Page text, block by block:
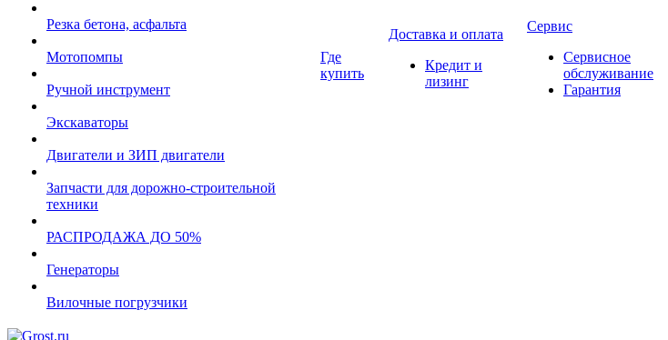
Резка бетона, асфальта
Мотопомпы
Ручной инструмент
Экскаваторы
Двигатели и ЗИП двигатели
Запчасти для дорожно-строительной
техники
РАСПРОДАЖА ДО 50%
Генераторы
Вилочные погрузчики
Где
купить
Доставка и оплата
Кредит и
лизинг
Сервис
Сервисное
обслуживание
Гарантия